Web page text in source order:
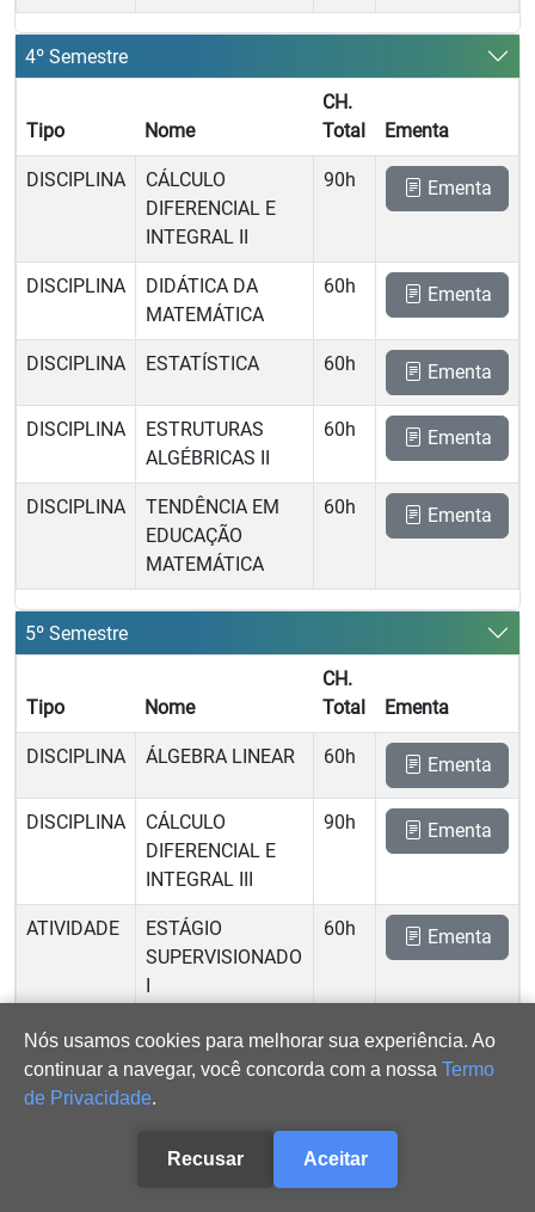
4º Semestre
Tipo Nome
CH.
Total
Ementa
DISCIPLINA
CÁLCULO
DIFERENCIAL E
INTEGRAL II
90h Ementa
DISCIPLINA
DIDÁTICA DA
MATEMÁTICA
60h Ementa
DISCIPLINA ESTATÍSTICA 60h Ementa
DISCIPLINA
ESTRUTURAS
ALGÉBRICAS II
60h Ementa
DISCIPLINA
TENDÊNCIA EM
EDUCAÇÃO
MATEMÁTICA
60h Ementa
5º Semestre
Tipo Nome
CH.
Total
Ementa
DISCIPLINA ÁLGEBRA LINEAR 60h Ementa
DISCIPLINA
CÁLCULO
DIFERENCIAL E
INTEGRAL III
90h Ementa
ATIVIDADE
ESTÁGIO
SUPERVISIONADO
I
60h Ementa
DISCIPLINA FÍSICA GERAL I 90h Ementa
DISCIPLINA
PESQUISA EM
MATEMÁTICA
Nós usamos cookies para melhorar sua experiência. Ao
continuar a navegar, você concorda com a nossa Termo
de Privacidade.
Recusar Aceitar